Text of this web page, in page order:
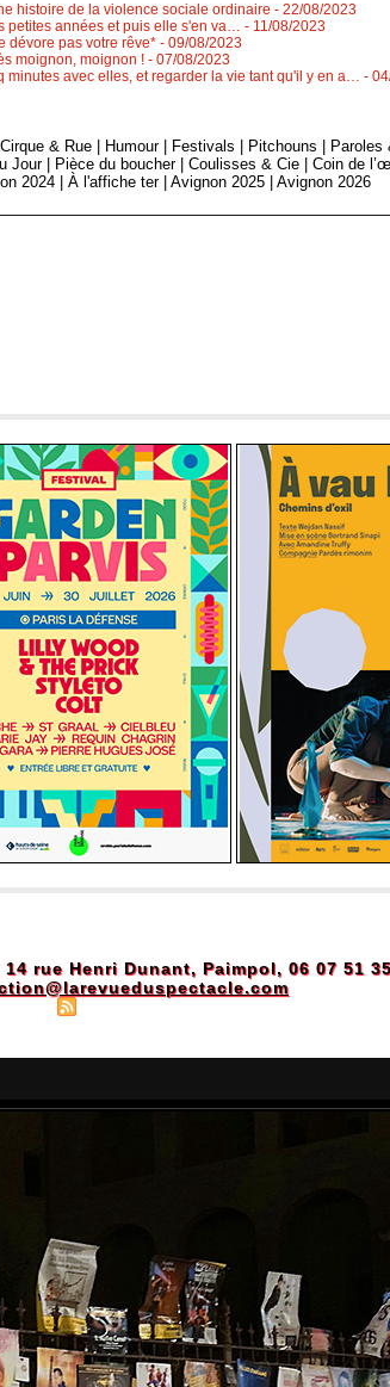
histoire de la violence sociale ordinaire - 22/08/2023
petites années et puis elle s'en va… - 11/08/2023
dévore pas votre rêve* - 09/08/2023
moignon, moignon ! - 07/08/2023
minutes avec elles, et regarder la vie tant qu'il y en a… -
|Cirque & Rue Humour Festivals Pitchouns Paroles
Jour Pièce du boucher |Coulisses & Cie |Coin de
2024 |À l'affiche ter |Avignon 2025 |Avignon 2026
rue Henri Dunant, Paimpol, 06 07 51